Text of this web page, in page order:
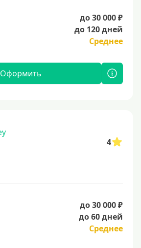
до 30 000 ₽
до 120 дней
Среднее
Оформить
4
до 30 000 ₽
до 60 дней
Среднее